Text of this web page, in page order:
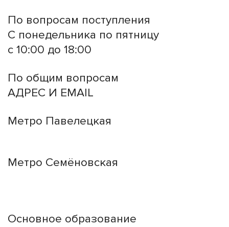
По вопросам поступления
С понедельника по пятницу
с 10:00 до 18:00
По общим вопросам
АДРЕС И EMAIL
Метро Павелецкая
Метро Семёновская
Основное образование